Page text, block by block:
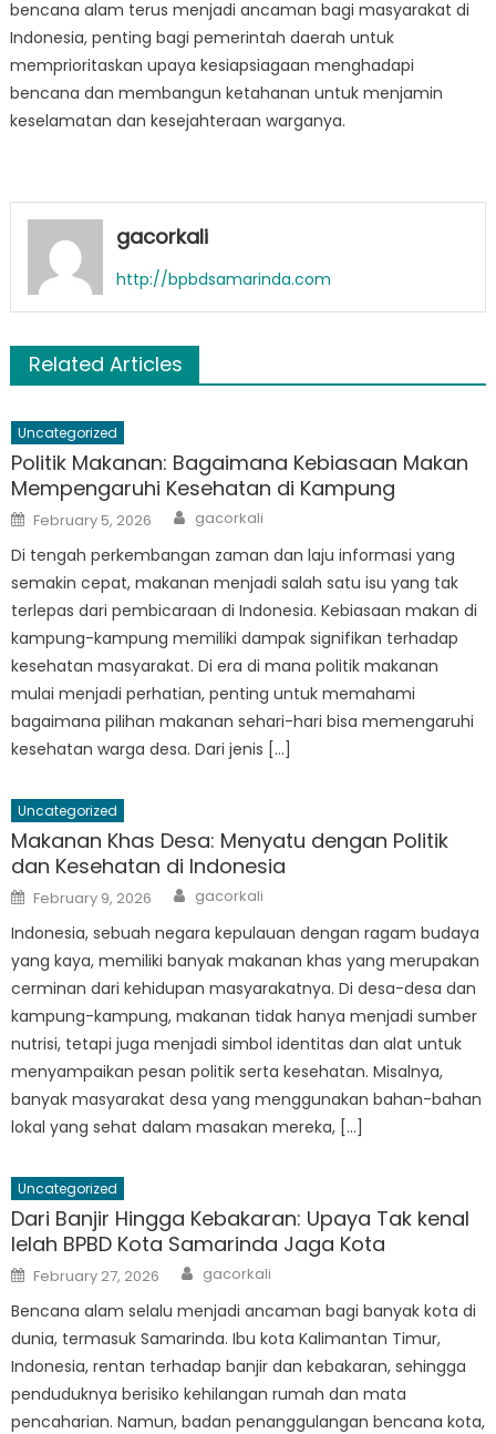
bencana alam terus menjadi ancaman bagi masyarakat di
Indonesia, penting bagi pemerintah daerah untuk
memprioritaskan upaya kesiapsiagaan menghadapi
bencana dan membangun ketahanan untuk menjamin
keselamatan dan kesejahteraan warganya.
gacorkali
http://bpbdsamarinda.com
Related Articles
Uncategorized
Politik Makanan: Bagaimana Kebiasaan Makan
Mempengaruhi Kesehatan di Kampung
Posted
on
February 5, 2026 Author
gacorkali
Di tengah perkembangan zaman dan laju informasi yang
semakin cepat, makanan menjadi salah satu isu yang tak
terlepas dari pembicaraan di Indonesia. Kebiasaan makan di
kampung-kampung memiliki dampak signifikan terhadap
kesehatan masyarakat. Di era di mana politik makanan
mulai menjadi perhatian, penting untuk memahami
bagaimana pilihan makanan sehari-hari bisa memengaruhi
kesehatan warga desa. Dari jenis […]
Uncategorized
Makanan Khas Desa: Menyatu dengan Politik
dan Kesehatan di Indonesia
Posted
on
February 9, 2026 Author
gacorkali
Indonesia, sebuah negara kepulauan dengan ragam budaya
yang kaya, memiliki banyak makanan khas yang merupakan
cerminan dari kehidupan masyarakatnya. Di desa-desa dan
kampung-kampung, makanan tidak hanya menjadi sumber
nutrisi, tetapi juga menjadi simbol identitas dan alat untuk
menyampaikan pesan politik serta kesehatan. Misalnya,
banyak masyarakat desa yang menggunakan bahan-bahan
lokal yang sehat dalam masakan mereka, […]
Uncategorized
Dari Banjir Hingga Kebakaran: Upaya Tak kenal
lelah BPBD Kota Samarinda Jaga Kota
Posted
on
February 27, 2026 Author
gacorkali
Bencana alam selalu menjadi ancaman bagi banyak kota di
dunia, termasuk Samarinda. Ibu kota Kalimantan Timur,
Indonesia, rentan terhadap banjir dan kebakaran, sehingga
penduduknya berisiko kehilangan rumah dan mata
pencaharian. Namun, badan penanggulangan bencana kota,